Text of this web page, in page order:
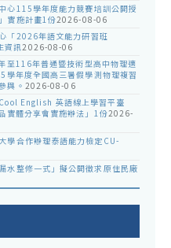
心115學年度能力競賽培訓公開授
實施計畫1份2026-08-06
「2026年語文能力研習班
資訊2026-08-06
至116年普通暨技術型高中物理適
學年度全國高三暑假學測物理複習
與。 2026-08-06
English 英語線上學習平臺
實體分享會實施辦法」1份2026-
學合作辦理泰語能力檢定CU-
水整修一式」擬公開徵求原住民廠